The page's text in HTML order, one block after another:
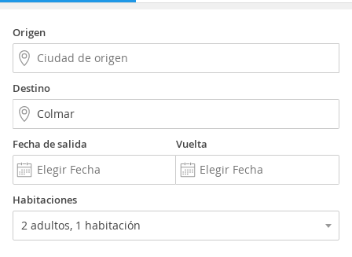
Origen
Destino
Fecha de salida Vuelta
Habitaciones